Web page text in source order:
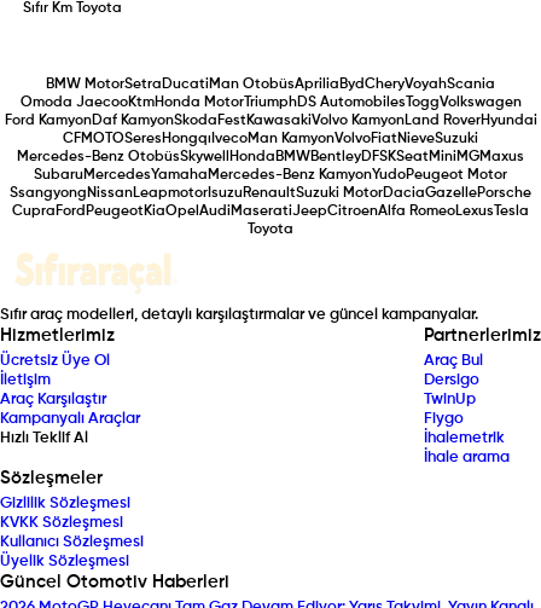
Sıfır Km
Toyota
BMW MotorSetra Ducati Man OtobüsAprilia BydCheryVoyahScania
Omoda JaecooKtmHonda MotorTriumphDS Automobiles ToggVolkswagen
Ford KamyonDaf KamyonSkoda FestKawasakiVolvo KamyonLand RoverHyundai
CFMOTOSeres Hongqı IvecoMan KamyonVolvoFiatNieveSuzuki
Mercedes-Benz OtobüsSkywell Honda BMWBentleyDFSKSeatMini MGMaxus
SubaruMercedesYamaha Mercedes-Benz KamyonYudoPeugeot Motor
Ssangyong NissanLeapmotor IsuzuRenaultSuzuki MotorDaciaGazellePorsche
Cupra Ford PeugeotKiaOpel Audi MaseratiJeepCitroenAlfa RomeoLexus Tesla
Toyota
Sıfır araç modelleri, detaylı karşılaştırmalar ve güncel kampanyalar.
Hizmetlerimiz
Ücretsiz Üye Ol
İletişim
Araç Karşılaştır
Kampanyalı Araçlar
Hızlı Teklif Al
Partnerlerimiz
Araç Bul
Dersigo
TwinUp
Fiygo
İhalemetrik
İhale arama
Sözleşmeler
Gizlilik Sözleşmesi
KVKK Sözleşmesi
Kullanıcı Sözleşmesi
Üyelik Sözleşmesi
Güncel Otomotiv Haberleri